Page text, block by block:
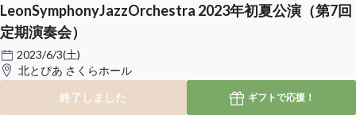
LeonSymphonyJazzOrchestra 2023年初夏公演（第7回
定期演奏会）
2023/6/3(土)
北とぴあ さくらホール
終了しました
ギフトで応援！